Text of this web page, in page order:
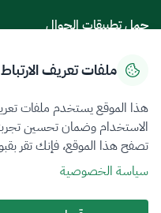
حمل تطبيقات الجوال
سياسة الخصوصيةشروط الاستخدام
جميع الحقوق محفوظة 2026 © ZATCA.GOV.SA
تم تطويره وصيانته بواسطة هيئة
آخر تحديث للموقع في
ملفات تعريف الارتباط
هذا الموقع يستخدم ملفات
الاستخدام وضمان تحسين
تصفح هذا الموقع، فإنك تقر
سياسة الخصوصية